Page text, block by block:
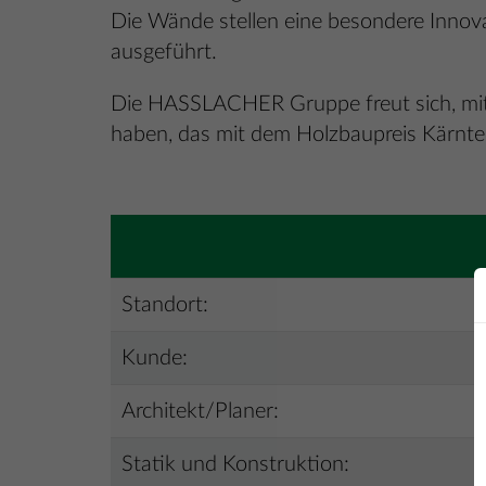
Die Wände stellen eine besondere
ausgeführt.
Die HASSLACHER Gruppe freut sich,
haben, das mit dem Holzbaupreis
Standort:
Kunde:
Architekt/Planer:
Statik und Konstruktion: